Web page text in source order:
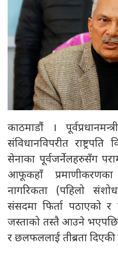
काठमाडौं ।
संविधानविपरीत राष्ट्रपति
सेनाका पूर्वजर्नेलहरुसँग
आफूकहाँ
नागरिकता (पहिलो
संसदमा फिर्ता पठाएको
जस्ताको तस्तै आउने भएपछि
र छलफललाई तीब्रता